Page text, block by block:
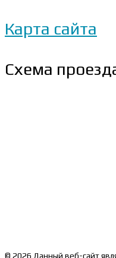
Карта сайта
Схема
© 2026 Данный веб-сайт